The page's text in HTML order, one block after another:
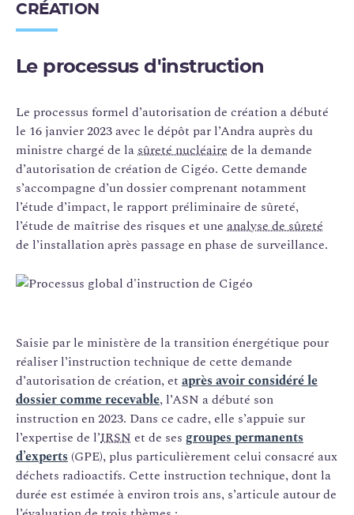
CRÉATION
Le processus d'instruction
Le processus formel d’autorisation de création a débuté
le 16 janvier 2023 avec le dépôt par l’Andra auprès du
ministre chargé de lasûreté nucléaire de la demande
d’autorisation de création de Cigéo. Cette demande
s’accompagne d’un dossier comprenant notamment
l’étude d’impact, le rapport préliminaire de sûreté,
l’étude de maîtrise des risques et une analyse de sûreté
de l’installation après passage en phase de surveillance.
Saisie par le ministère de la transition énergétique pour
réaliser l’instruction technique de cette demande
d’autorisation de création, et après avoir considéré le
dossier comme recevable, l’ASN a débuté son
instruction en 2023. Dans ce cadre, elle s’appuie sur
l’expertise de l’IRSN et de ses groupes permanents
d’experts (GPE), plus particulièrement celui consacré aux
déchets radioactifs. Cette instruction technique, dont la
durée est estimée à environ trois ans, s’articule autour de